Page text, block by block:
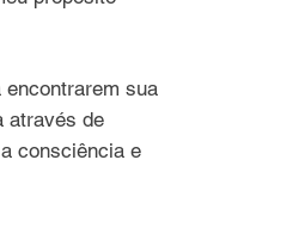
sua
através de
consciência e